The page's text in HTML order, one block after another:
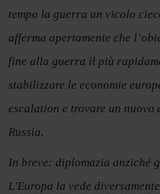
tempo la guerra un vicolo
afferma apertamente che
fine alla guerra il più
stabilizzare le economie
escalation e trovare un
Russia.
In breve: diplomazia anziché
L'Europa la vede